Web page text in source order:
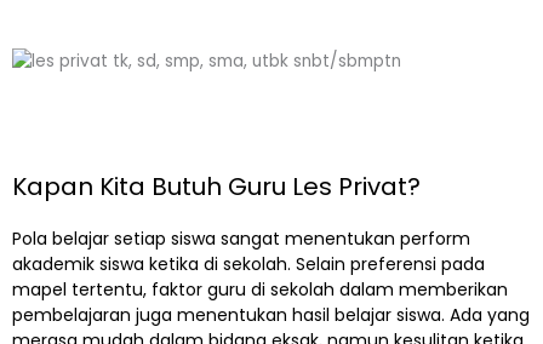
Kapan Kita Butuh Guru Les Privat?
Pola belajar setiap siswa sangat menentukan perform
akademik siswa ketika di sekolah. Selain preferensi pada
mapel tertentu, faktor guru di sekolah dalam memberikan
pembelajaran juga menentukan hasil belajar siswa. Ada yang